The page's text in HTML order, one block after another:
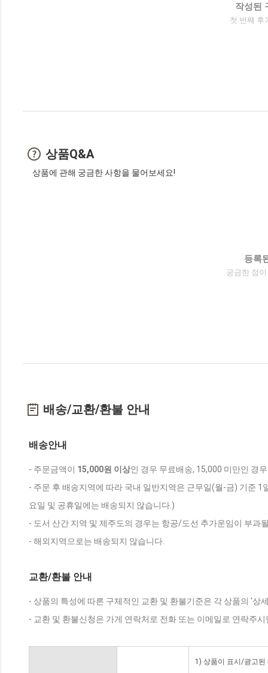
작성된
첫 번째 후
상품Q&A
상품에 관해 궁금한 사항을 물어보세요!
등록
궁금한 점
배송/교환/환불 안내
배송안내
- 주문금액이 15,000원 이상인 경우 무료배송, 15,000 미만인 경
- 주문 후 배송지역에 따라 국내 일반지역은 근무일(월-금) 기준
요일 및 공휴일에는 배송되지 않습니다.)
- 도서 산간 지역 및 제주도의 경우는 항공/도선 추가운임이 부과
- 해외지역으로는 배송되지 않습니다.
교환/환불 안내
- 상품의 특성에 따른 구체적인 교환 및 환불기준은 각 상품의 '상
- 교환 및 환불신청은 가게 연락처로 전화 또는 이메일로 연락주
1) 상품이 표시/광고된